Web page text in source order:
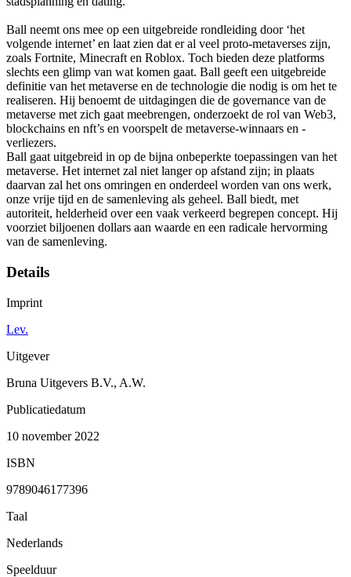
Ball neemt ons mee op een uitgebreide rondleiding door ‘het
volgende internet’ en laat zien dat er al veel proto-metaverses zijn,
zoals Fortnite, Minecraft en Roblox. Toch bieden deze platforms
slechts een glimp van wat komen gaat. Ball geeft een uitgebreide
definitie van het metaverse en de technologie die nodig is om het te
realiseren. Hij benoemt de uitdagingen die de governance van de
metaverse met zich gaat meebrengen, onderzoekt de rol van Web3,
blockchains en nft’s en voorspelt de metaverse-winnaars en -
verliezers.
Ball gaat uitgebreid in op de bijna onbeperkte toepassingen van het
metaverse. Het internet zal niet langer op afstand zijn; in plaats
daarvan zal het ons omringen en onderdeel worden van ons werk,
onze vrije tijd en de samenleving als geheel. Ball biedt, met
autoriteit, helderheid over een vaak verkeerd begrepen concept. Hij
voorziet biljoenen dollars aan waarde en een radicale hervorming
van de samenleving.
Details
Imprint
Lev.
Uitgever
Bruna Uitgevers B.V., A.W.
Publicatiedatum
10 november 2022
ISBN
9789046177396
Taal
Nederlands
Speelduur